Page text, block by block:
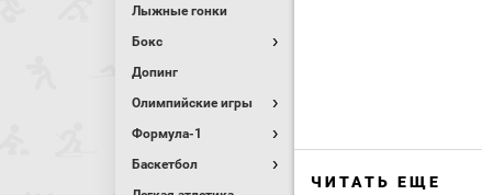
Лыжные гонки
Бокс
Допинг
Олимпийские игры
Формула-1
Баскетбол
ЧИТАТЬ ЕЩЕ